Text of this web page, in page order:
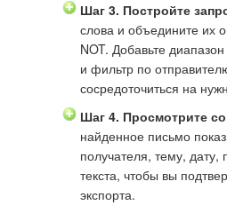
Шаг 3. Постройте
слова и объедините их
NOT. Добавьте
и фильтр по
сосредоточиться на
Шаг 4. Просмотрите
найденное письмо
получателя, тему,
текста, чтобы вы
экспорта.